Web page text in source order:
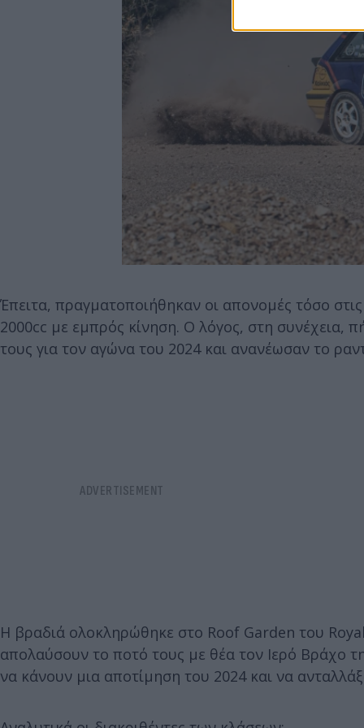
Έπειτα, πραγματοποιήθηκαν οι απονομές τόσο
2000cc με εμπρός κίνηση. Ο λόγος, στη συνέχεια,
τους για τον αγώνα του 2024 και ανανέωσαν το
Η βραδιά ολοκληρώθηκε στο Roof Garden του
απολαύσουν το ποτό τους με θέα τον Ιερό Βράχο
να κάνουν μια αποτίμηση του 2024 και να